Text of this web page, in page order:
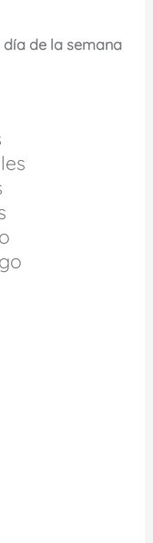
de la semana